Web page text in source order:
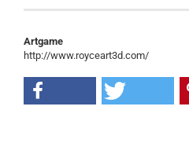
Artgame
http://www.royceart3d.com/